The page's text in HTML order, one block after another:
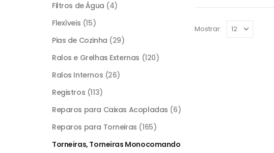
Mostrar:
Filtros de Água (4)
Flexíveis (15)
Pias de Cozinha (29)
Ralos e Grelhas Externas (120)
Ralos Internos (26)
Registros (113)
Reparos para Caixas Acopladas (6)
Reparos para Torneiras (165)
Torneiras, Torneiras Monocomando